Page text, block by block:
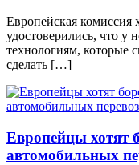
Европейская комиссия
удостоверились, что у
технологиям, которые
сделать […]
Европейцы хотят
автомобильных